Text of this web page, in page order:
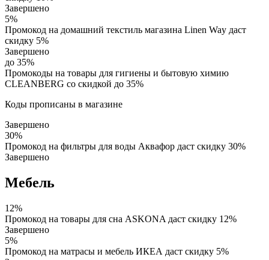
Завершено
5%
Промокод на домашний текстиль магазина Linen Way даст
скидку 5%
Завершено
до 35%
Промокоды на товары для гигиены и бытовую химию
CLEANBERG со скидкой до 35%
Коды прописаны в магазине
Завершено
30%
Промокод на фильтры для воды Аквафор даст скидку 30%
Завершено
Мебель
12%
Промокод на товары для сна ASKONA даст скидку 12%
Завершено
5%
Промокод на матрасы и мебель ИКЕА даст скидку 5%